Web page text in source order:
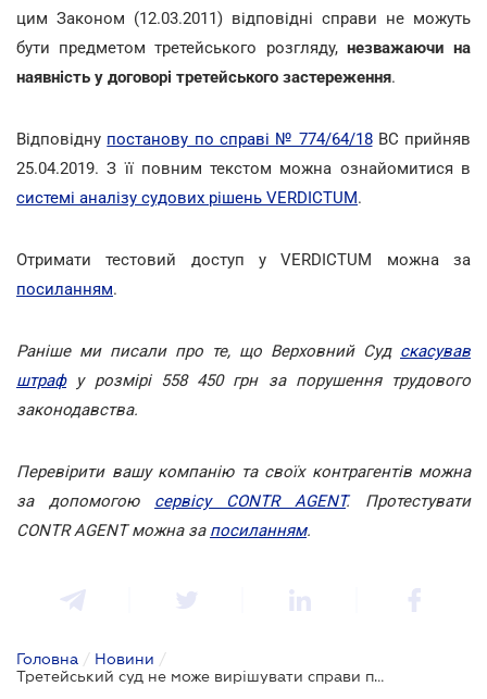
цим Законом (12.03.2011) відповідні справи не можуть
бути предметом третейського розгляду, незважаючи на
наявність у договорі третейського застереження.
Відповідну постанову по справі № 774/64/18ВС прийняв
25.04.2019. З її повним текстом можна ознайомитися в
системі аналізу судових рішень VERDICTUM.
Отримати тестовий доступ у VERDICTUM можна за
посиланням.
Раніше ми писали про те, що Верховний Суд скасував
штрафу розмірі 558 450 грн за порушення трудового
законодавства.
Перевірити вашу компанію та своїх контрагентів можна
за допомогою сервісу CONTR AGENT. Протестувати
CONTR AGENT можна за посиланням.
Головна / Новини /
Третейський суд не може вирішувати справи про стягнення заборгованості за споживчим кредитом